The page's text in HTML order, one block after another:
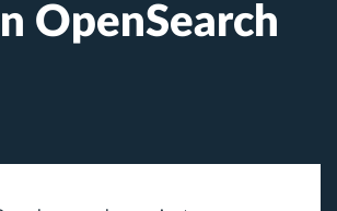
OpenSearch